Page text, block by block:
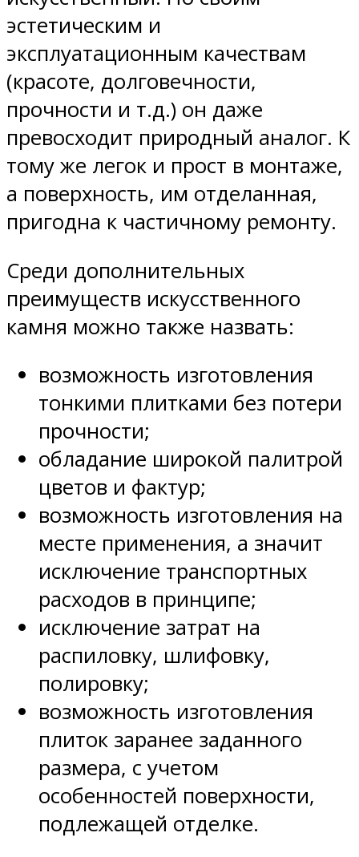
эстетическим и
эксплуатационным качествам
(красоте, долговечности,
прочности и т.д.) он даже
превосходит природный аналог. К
тому же легок и прост в монтаже,
а поверхность, им отделанная,
пригодна к частичному ремонту.
Среди дополнительных
преимуществ искусственного
камня можно также назвать:
возможность изготовления
тонкими плитками без потери
прочности;
обладание широкой палитрой
цветов и фактур;
возможность изготовления на
месте применения, а значит
исключение транспортных
расходов в принципе;
исключение затрат на
распиловку, шлифовку,
полировку;
возможность изготовления
плиток заранее заданного
размера, с учетом
особенностей поверхности,
подлежащей отделке.